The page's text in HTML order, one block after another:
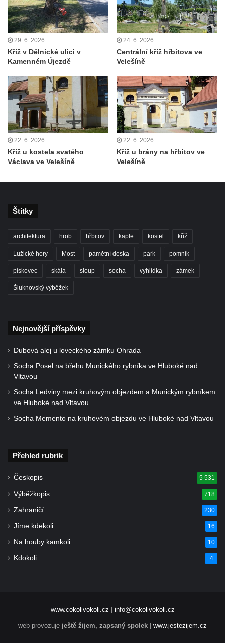
Kříž u silnice č. 15 jižně od Šepetel
Kříž západně od domu čp. 85 v ulici Na
Vilouni v Třebívlicích
Kříž na rozcestí naproti domu čp. 714 v
Lučanech nad Nisou
Centrální kříž hřbitova Šumburk nad
Desnou v Tanvaldu
Kříž u kostela svatého Františka z Assisi v
Tanvaldu
Kříž u kostela svatého Jana Nepomuckého
ve Starých Křečanech
Kříž u domu čp. 39 v Rybništi
Dubé
Centrální kříž hřbitova v Dubé
Kříž v Zahradní ulici v Dubé
Kříž v Dlouhé ulici v Dubé
Kříž na hřbitově ve Velkém Šenově
svatého Bartoloměje ve Velkém Šenově
Kříž na kostele svatého Bartoloměje ve
Velkém Šenově
Künzlův kříž v předhradí hradu Seeberg
okraji Loun
Centrální kříž hřbitova v Chlumčanech
Kříž u Kleinova statku v Konětopech
Centrální kříž bývalého hřbitova u kostela
svatého Jakuba ve Hřivicích
Kříž na ohradní zdi fary čp. 1 v Opočně
29. 6. 2026
Kříž v Dělnické ulici v
Kamenném Újezdě
24. 6. 2026
Centrální kříž hřbitova ve
Velešíně
22. 6. 2026
Kříž u kostela svatého
Václava ve Velešíně
22. 6. 2026
Kříž u brány na hřbitov ve
Velešíně
Štítky
architektura hrob hřbitov kaple kostel kříž
Lužické hory Most pamětní deska park pomník
pískovec skála sloup socha vyhlídka zámek
Šluknovský výběžek
Nejnovější příspěvky
Dubová alej u loveckého zámku Ohrada
Socha Posel na břehu Munického rybníka ve Hluboké nad
Vltavou
Socha Ledviny mezi kruhovým objezdem a Munickým rybníkem
ve Hluboké nad Vltavou
Socha Memento na kruhovém objezdu ve Hluboké nad Vltavou
Přehled rubrik
Českopis 5 531
Výběžkopis 718
Zahraničí 230
Jíme kdekoli 16
Na houby kamkoli 10
Kdokoli 4
www.cokolivokoli.cz info@cokolivokoli.cz
web provozuje ještě žijem, zapsaný spolek www.jestezijem.cz